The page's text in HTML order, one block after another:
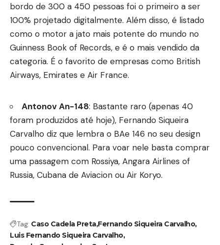
bordo de 300 a 450 pessoas foi o primeiro a ser
100% projetado digitalmente. Além disso, é listado
como o motor a jato mais potente do mundo no
Guinness Book of Records, e é o mais vendido da
categoria. É o favorito de empresas como British
Airways, Emirates e Air France.
Antonov An-148: Bastante raro (apenas 40
foram produzidos até hoje), Fernando Siqueira
Carvalho diz que lembra o BAe 146 no seu design
pouco convencional. Para voar nele basta comprar
uma passagem com Rossiya, Angara Airlines of
Russia, Cubana de Aviacion ou Air Koryo.
Tag: Caso Cadela PretaFernando Siqueira Carvalho
Luis Fernando Siqueira Carvalho